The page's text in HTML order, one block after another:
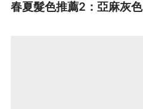
春夏髮色推薦2：亞麻灰色